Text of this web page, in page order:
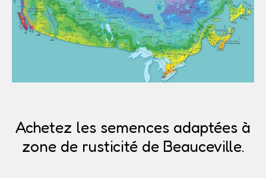
Achetez les semences adaptées à
zone de rusticité de Beauceville.